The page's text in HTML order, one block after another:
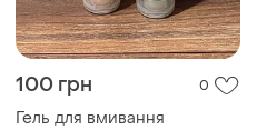
100 грн 0
Гель для вмивання